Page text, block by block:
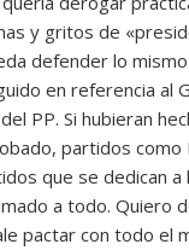
y gritos de
defender lo
en referencia al
PP. Si hubieran
partidos
que se dedican
a todo. Quiero
pactar con todo el